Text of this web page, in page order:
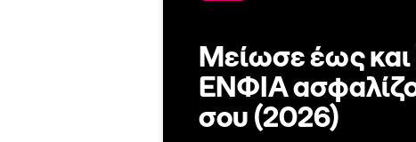
Μείωσε έως και
ΕΝΦΙΑ
σου (2026)